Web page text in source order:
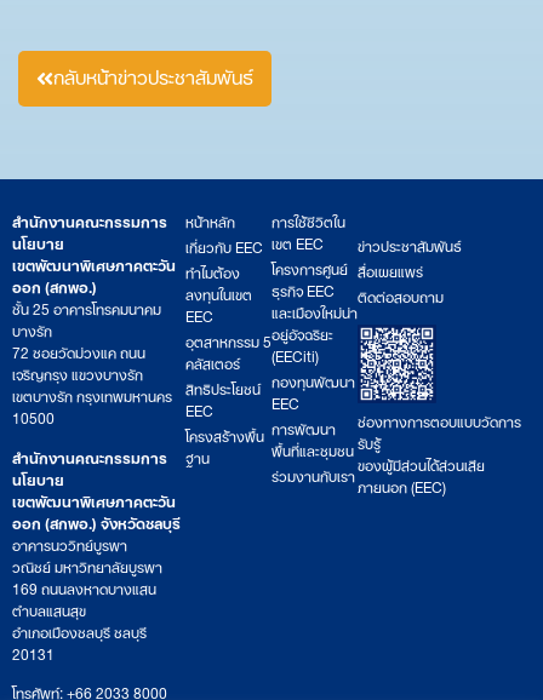
กลับหน้าข่าวประชาสัมพันธ์
สำนักงานคณะกรรมการ
นโยบาย
เขตพัฒนาพิเศษภาคตะวัน
ออก (สกพอ.)
ชั้น 25 อาคารโทรคมนาคม
บางรัก
72 ซอยวัดม่วงแค ถนน
เจริญกรุง แขวงบางรัก
เขตบางรัก กรุงเทพมหานคร
10500
สำนักงานคณะกรรมการ
นโยบาย
เขตพัฒนาพิเศษภาคตะวัน
ออก (สกพอ.) จังหวัดชลบุรี
อาคารนววิทย์บูรพา
วณิชย์ มหาวิทยาลัยบูรพา
169 ถนนลงหาดบางแสน
ตำบลแสนสุข
อำเภอเมืองชลบุรี ชลบุรี
20131
โทรศัพท์: +66 2033 8000
หน้าหลัก
เกี่ยวกับ EEC
ทำไมต้อง
ลงทุนในเขต
EEC
อุตสาหกรรม 5
คลัสเตอร์
สิทธิประโยชน์
EEC
โครงสร้างพื้น
ฐาน
การใช้ชีวิตใน
เขต EEC
โครงการศูนย์
ธุรกิจ EEC
และเมืองใหม่น่า
อยู่อัจฉริยะ
(EECiti)
กองทุนพัฒนา
EEC
การพัฒนา
พื้นที่และชุมชน
ร่วมงานกับเรา
ข่าวประชาสัมพันธ์
สื่อเผยแพร่
ติดต่อสอบถาม
ช่องทางการตอบแบบวัดการ
รับรู้
ของผู้มีส่วนได้ส่วนเสีย
ภายนอก (EEC)